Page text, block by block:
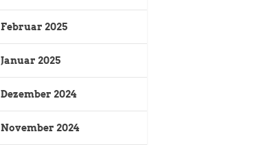
Februar 2025
Januar 2025
Dezember 2024
November 2024